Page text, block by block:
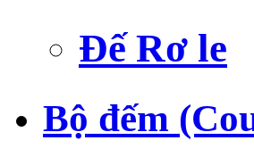
Đế Rơ le
Bộ đếm